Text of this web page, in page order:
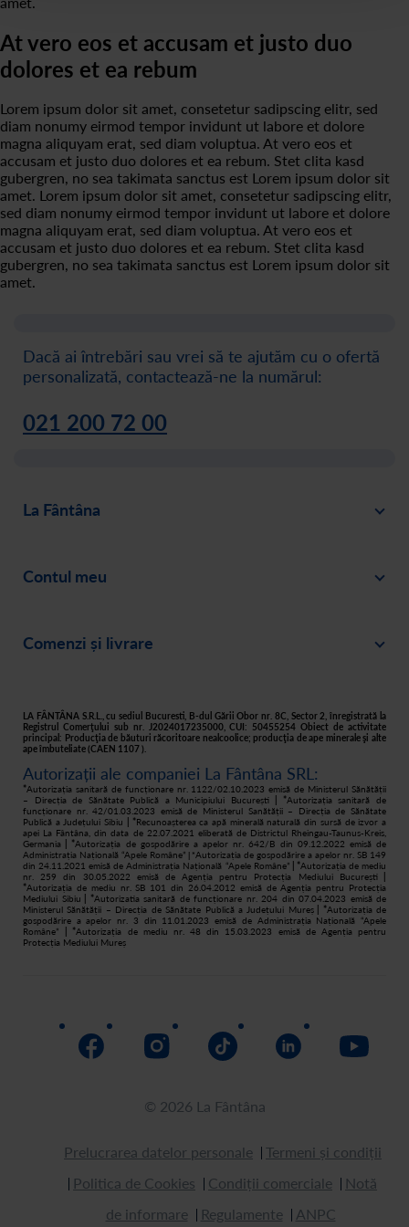
At vero eos et accusam et justo duo
dolores et ea rebum
Lorem ipsum dolor sit amet, consetetur sadipscing elitr, sed
diam nonumy eirmod tempor invidunt ut labore et dolore
magna aliquyam erat, sed diam voluptua. At vero eos et
accusam et justo duo dolores et ea rebum. Stet clita kasd
gubergren, no sea takimata sanctus est Lorem ipsum dolor sit
amet. Lorem ipsum dolor sit amet, consetetur sadipscing elitr,
sed diam nonumy eirmod tempor invidunt ut labore et dolore
magna aliquyam erat, sed diam voluptua. At vero eos et
accusam et justo duo dolores et ea rebum. Stet clita kasd
gubergren, no sea takimata sanctus est Lorem ipsum dolor sit
amet.
Dacă ai întrebări sau vrei să te ajutăm cu o ofertă
personalizată, contactează-ne la numărul:
021 200 72 00
La Fântâna
Despre noi
Recomandă un prieten
Filtre apă acasă
Contul meu
Creează-ți cont
Asistență
Comenzi și livrare
Livrare
Retur
Cum cumpăr
LA FÂNTÂNA S.R.L., cu sediul Bucuresti, B-dul Gării Obor nr. 8C, Sector 2, înregistrată la
Registrul Comerţului sub nr. J2024017235000, CUI: 50455254 Obiect de activitate
principal: Producţia de băuturi răcoritoare nealcoolice; producţia de ape minerale şi alte
ape îmbuteliate (CAEN 1107 ).
Autorizații ale companiei La Fântâna SRL:
*Autorizația sanitară de funcționare nr. 1122/02.10.2023 emisă de Ministerul Sănătății
– Direcția de Sănătate Publică a Municipiului București
| *Autorizația sanitară de
funcționare nr. 42/01.03.2023 emisă de Ministerul Sanătății – Direcția de Sănătate
Publică a Județului Sibiu
| *Recunoașterea ca apă minerală naturală din sursă de izvor a
apei La Fântâna, din data de 22.07.2021 eliberată de Districtul Rheingau-Taunus-Kreis,
Germania
| *Autorizația de gospodărire a apelor nr. 642/B din 09.12.2022 emisă de
Administrația Națională “Apele Române”
| *Autorizația de gospodărire a apelor nr. SB 149
din 24.11.2021 emisă de Administrația Națională “Apele Române”
| *Autorizația de mediu
nr. 259 din 30.05.2022 emisă de Agenția pentru Protecția Mediului București
*Autorizația de mediu nr. SB 101 din 26.04.2012 emisă de Agenția pentru Protecția
Mediului Sibiu | *Autorizatia sanitară de funcționare nr. 204 din 07.04.2023 emisă de
Ministerul Sănătății – Direcția de Sănătate Publică a Județului Mureș| *Autorizația de
gospodărire a apelor nr. 3 din 11.01.2023 emisă de Administrația Națională “Apele
Române”
| *Autorizația de mediu nr. 48 din 15.03.2023 emisă de Agenția pentru
Protecția Mediului Mureș
© 2026 La Fântâna
Prelucrarea datelor personale
Termeni și condiții
Politica de Cookies
Condiții comerciale
Notă
de informare
Regulamente ANPC